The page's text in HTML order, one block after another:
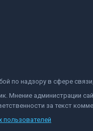
по надзору в сфере
Мнение администрации
за текст
пользователей